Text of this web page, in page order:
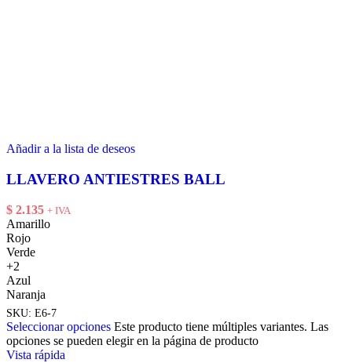
Añadir a la lista de deseos
LLAVERO ANTIESTRES BALL
$ 2.135 + IVA
Amarillo
Rojo
Verde
+2
Azul
Naranja
SKU: E6-7
Seleccionar opciones Este producto tiene múltiples variantes. Las
opciones se pueden elegir en la página de producto
Vista rápida